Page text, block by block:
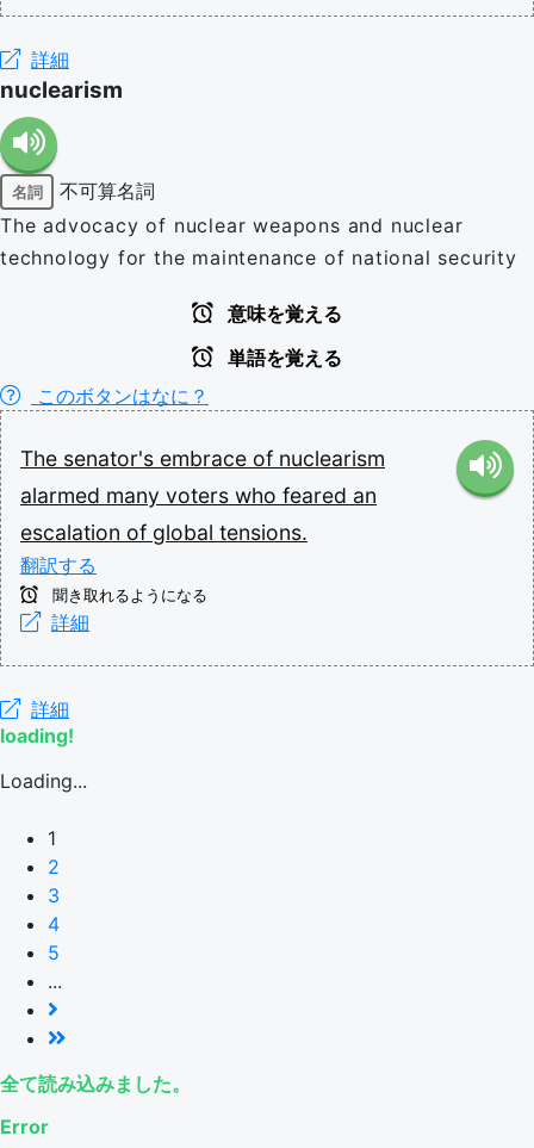
詳細
nuclearism
名詞
不可算名詞
The advocacy of nuclear weapons and nuclear
technology for the maintenance of national security
意味を覚える
単語を覚える
このボタンはなに？
The senator's embrace of nuclearism
alarmed many voters who feared an
escalation of global tensions.
翻訳する
聞き取れるようになる
詳細
詳細
loading!
Loading...
1
2
3
4
5
...
全て読み込みました。
Error